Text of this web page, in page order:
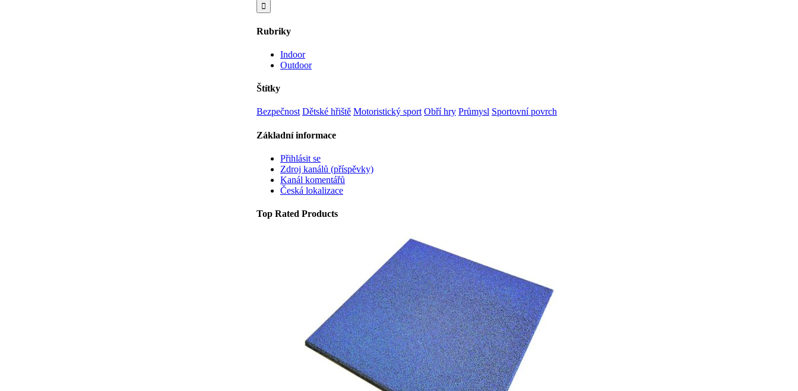
Rubriky
Indoor
Outdoor
Štítky
Bezpečnost Dětské hřiště Motoristický sport Obří hry Průmysl Sportovní povrch
Základní informace
Přihlásit se
Zdroj kanálů (příspěvky)
Kanál komentářů
Česká lokalizace
Top Rated Products